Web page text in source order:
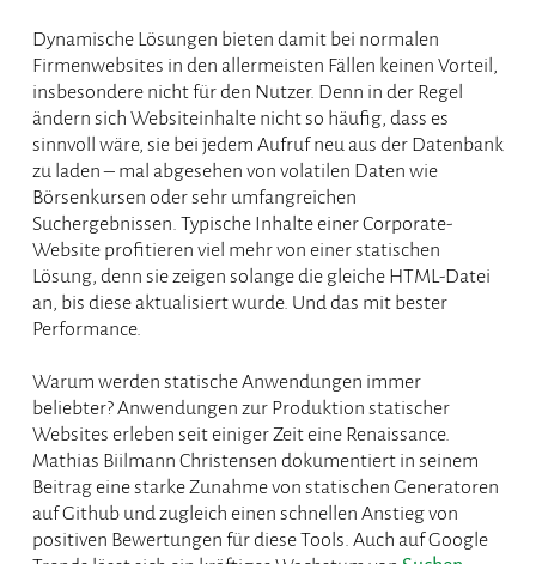
Dynamische Lösungen bieten damit bei normalen
Firmenwebsites in den allermeisten Fällen keinen Vorteil,
insbesondere nicht für den Nutzer. Denn in der Regel
ändern sich Websiteinhalte nicht so häufig, dass es
sinnvoll wäre, sie bei jedem Aufruf neu aus der Datenbank
zu laden – mal abgesehen von volatilen Daten wie
Börsenkursen oder sehr umfangreichen
Suchergebnissen. Typische Inhalte einer Corporate-
Website profitieren viel mehr von einer statischen
Lösung, denn sie zeigen solange die gleiche HTML-Datei
an, bis diese aktualisiert wurde. Und das mit bester
Performance.
Warum werden statische Anwendungen immer
beliebter? Anwendungen zur Produktion statischer
Websites erleben seit einiger Zeit eine Renaissance.
Mathias Biilmann Christensen dokumentiert in seinem
Beitrag eine starke Zunahme von statischen Generatoren
auf Github und zugleich einen schnellen Anstieg von
positiven Bewertungen für diese Tools. Auch auf Google